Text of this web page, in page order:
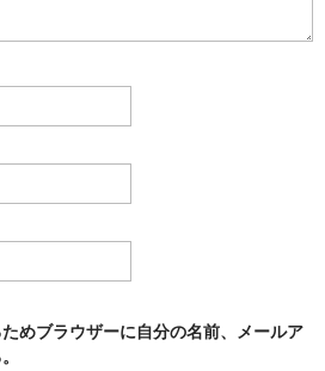
めブラウザーに自分の名前、メールア